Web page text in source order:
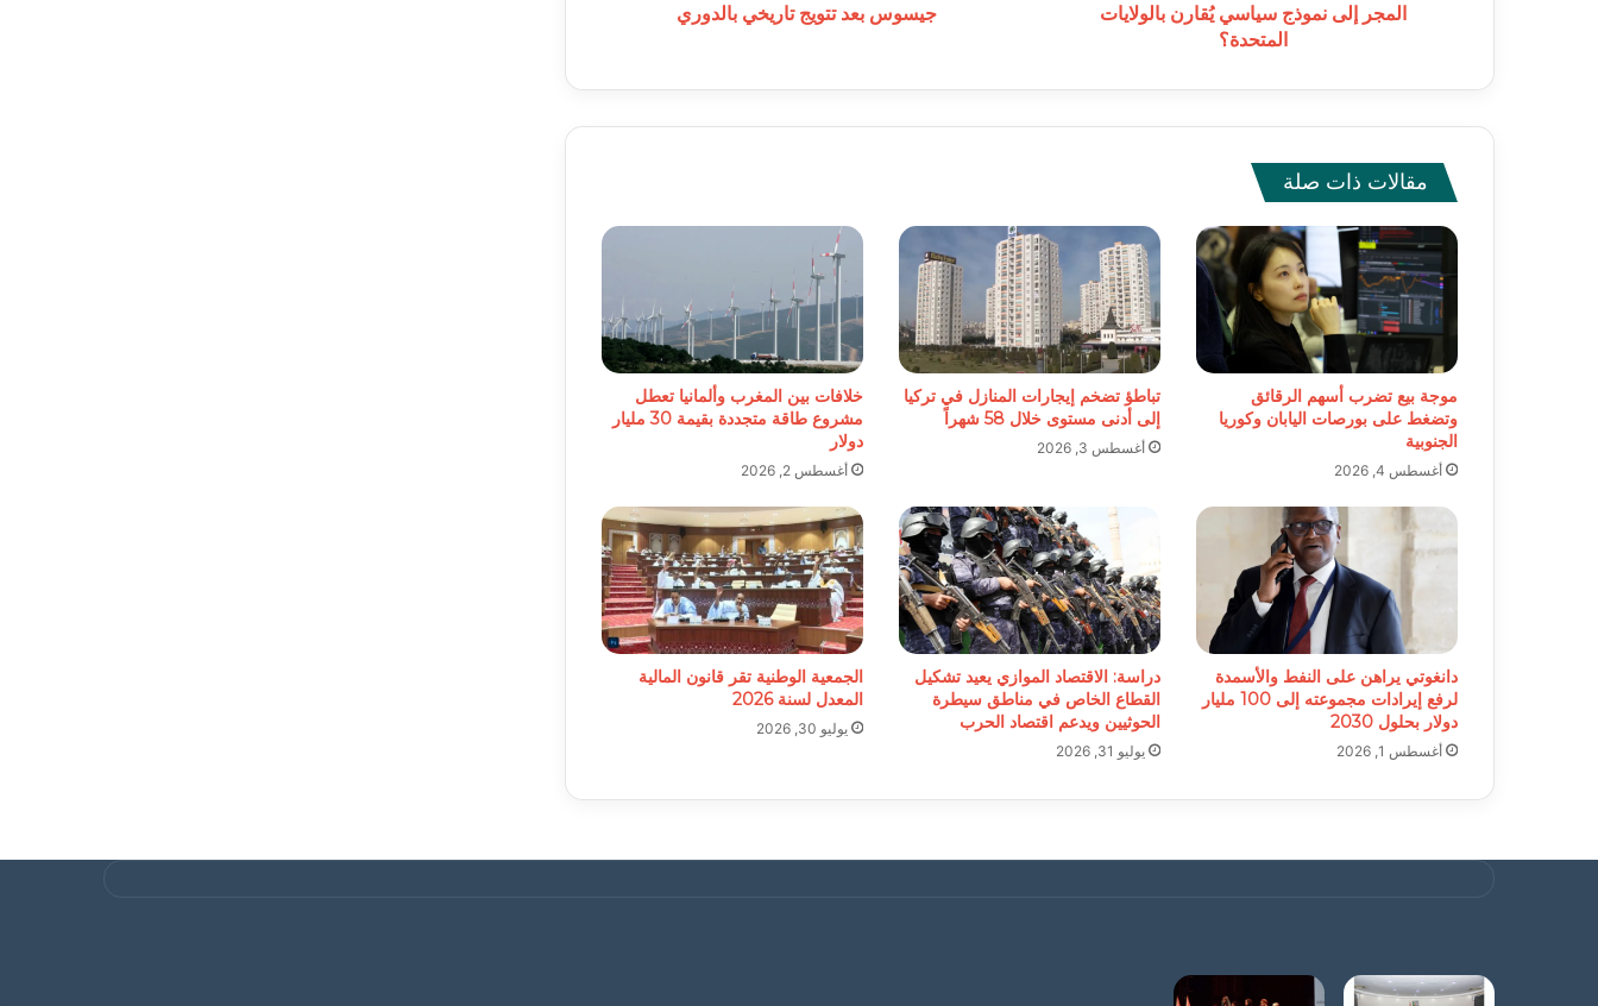
المجر إلى نموذج سياسي يُقارن بالولايات
المتحدة؟
جيسوس بعد تتويج تاريخي بالدوري
مقالات ذات صلة
موجة بيع تضرب أسهم الرقائق
وتضغط على بورصات اليابان وكوريا
الجنوبية
أغسطس 4, 2026
تباطؤ تضخم إيجارات المنازل في تركيا
إلى أدنى مستوى خلال 58 شهراً
أغسطس 3, 2026
خلافات بين المغرب وألمانيا تعطل
مشروع طاقة متجددة بقيمة 30 مليار
دولار
أغسطس 2, 2026
دانغوتي يراهن على النفط والأسمدة
لرفع إيرادات مجموعته إلى 100 مليار
دولار بحلول 2030
أغسطس 1, 2026
دراسة: الاقتصاد الموازي يعيد تشكيل
القطاع الخاص في مناطق سيطرة
الحوثيين ويدعم اقتصاد الحرب
يوليو 31, 2026
الجمعية الوطنية تقر قانون المالية
المعدل لسنة 2026
يوليو 30, 2026